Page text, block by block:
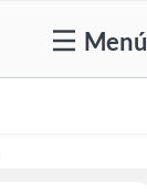
Menú